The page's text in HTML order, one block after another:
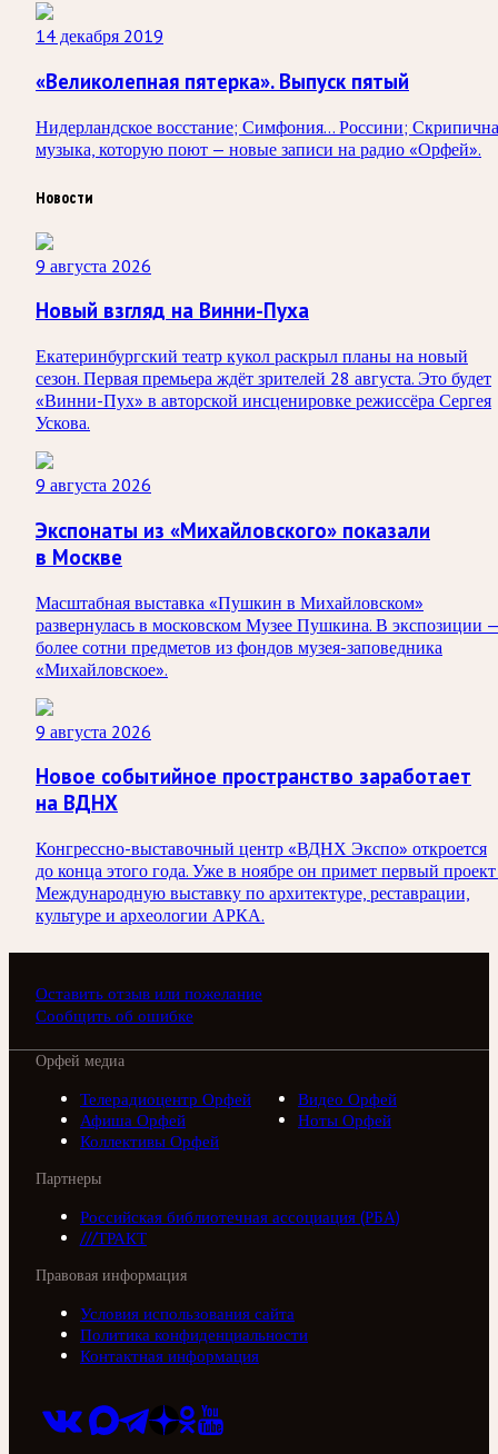
14 декабря 2019
«Великолепная пятерка». Выпуск пятый
Нидерландское восстание; Симфония… Россини;
музыка, которую поют — новые записи на радио «Орфей».
Новости
9 августа 2026
Новый взгляд на Винни-Пуха
Екатеринбургский театр кукол раскрыл планы на новый
сезон. Первая премьера ждёт зрителей 28 августа. Это будет
«Винни-Пух» в авторской инсценировке режиссёра Сергея
Ускова.
9 августа 2026
Экспонаты из «Михайловского» показали
в Москве
Масштабная выставка «Пушкин в Михайловском»
развернулась в московском Музее Пушкина. В экспозиции
более сотни предметов из фондов музея-заповедника
«Михайловское».
9 августа 2026
Новое событийное пространство заработает
на ВДНХ
Конгрессно-выставочный центр «ВДНХ Экспо» откроется
до конца этого года. Уже в ноябре он примет первый
Международную выставку по архитектуре, реставрации,
культуре и археологии АРКА.
Оставить отзыв или пожелание
Сообщить об ошибке
Орфей медиа
Телерадиоцентр Орфей
Видео Орфей
Афиша Орфей
Ноты Орфей
Коллективы Орфей
Партнеры
Российская библиотечная ассоциация (РБА)
///ТРАКТ
Правовая информация
Условия использования сайта
Политика конфиденциальности
Контактная информация